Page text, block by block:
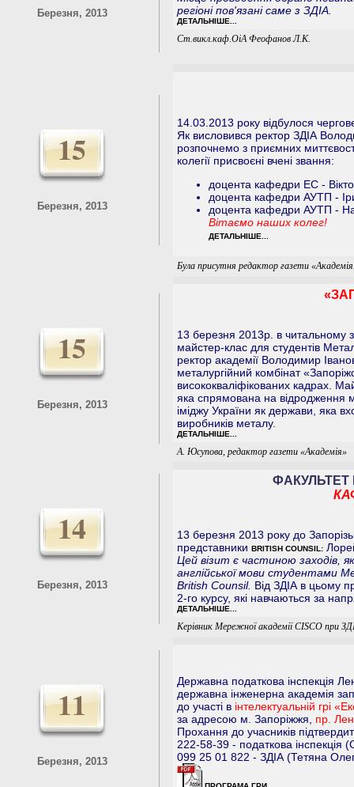
Березня, 2013
регіоні пов'язані саме з ЗДІА.
ДЕТАЛЬНІШЕ...
Ст.викл.каф.ОіА Феофанов Л.К.
15
Березня, 2013
14.03.2013 року відбулося
Як висловився ректор ЗДІА
розпочнемо з приємних
колегії присвоєні вчені звання:
доцента кафедри ЕС -
доцента кафедри АУТП -
доцента кафедри АУТП -
Вітаємо наших колег!
ДЕТАЛЬНІШЕ...
Була присутня редактор газети
15
Березня, 2013
13 березня 2013р. в читальному
майстер-клас для студентів
ректор академії Володимир
металургійний комбінат
висококваліфікованих кадрах.
яка спрямована на відродження
іміджу України як держави, яка
виробників металу.
ДЕТАЛЬНІШЕ...
А. Юсупова, редактор газети «Академія»
14
Березня, 2013
ФАКУЛЬТЕТ
13 березня 2013 року до
представники BRITISH COUNSIL:
Цей візит є частиною заходів,
англійської мови студентами
British Counsil. Від ЗДІА в цьому
2-го курсу, які навчаються за
ДЕТАЛЬНІШЕ...
Керівник Мережної академії CISCO при
11
Березня, 2013
Державна податкова інспекція
державна інженерна академія
до участі в інтелектуальній грі
за адресою м. Запоріжжя, пр.
Прохання до учасників
222-58-39 - податкова інспекція
099 25 01 822 - ЗДІА (Тетяна